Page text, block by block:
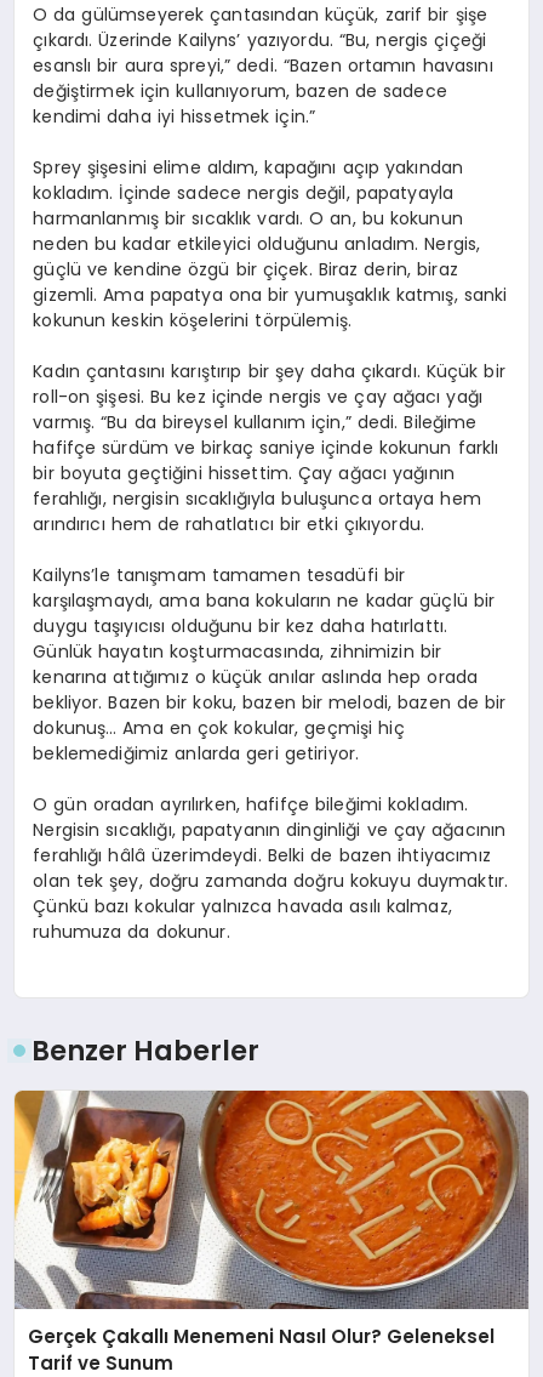
O da gülümseyerek çantasından küçük, zarif bir şişe
çıkardı. Üzerinde Kailyns’ yazıyordu. “Bu, nergis çiçeği
esanslı bir aura spreyi,” dedi. “Bazen ortamın havasını
değiştirmek için kullanıyorum, bazen de sadece
kendimi daha iyi hissetmek için.”
Sprey şişesini elime aldım, kapağını açıp yakından
kokladım. İçinde sadece nergis değil, papatyayla
harmanlanmış bir sıcaklık vardı. O an, bu kokunun
neden bu kadar etkileyici olduğunu anladım. Nergis,
güçlü ve kendine özgü bir çiçek. Biraz derin, biraz
gizemli. Ama papatya ona bir yumuşaklık katmış, sanki
kokunun keskin köşelerini törpülemiş.
Kadın çantasını karıştırıp bir şey daha çıkardı. Küçük bir
roll-on şişesi. Bu kez içinde nergis ve çay ağacı yağı
varmış. “Bu da bireysel kullanım için,” dedi. Bileğime
hafifçe sürdüm ve birkaç saniye içinde kokunun farklı
bir boyuta geçtiğini hissettim. Çay ağacı yağının
ferahlığı, nergisin sıcaklığıyla buluşunca ortaya hem
arındırıcı hem de rahatlatıcı bir etki çıkıyordu.
Kailyns’le tanışmam tamamen tesadüfi bir
karşılaşmaydı, ama bana kokuların ne kadar güçlü bir
duygu taşıyıcısı olduğunu bir kez daha hatırlattı.
Günlük hayatın koşturmacasında, zihnimizin bir
kenarına attığımız o küçük anılar aslında hep orada
bekliyor. Bazen bir koku, bazen bir melodi, bazen de bir
dokunuş… Ama en çok kokular, geçmişi hiç
beklemediğimiz anlarda geri getiriyor.
O gün oradan ayrılırken, hafifçe bileğimi kokladım.
Nergisin sıcaklığı, papatyanın dinginliği ve çay ağacının
ferahlığı hâlâ üzerimdeydi. Belki de bazen ihtiyacımız
olan tek şey, doğru zamanda doğru kokuyu duymaktır.
Çünkü bazı kokular yalnızca havada asılı kalmaz,
ruhumuza da dokunur.
Benzer Haberler
Gerçek Çakallı Menemeni Nasıl Olur? Geleneksel
Tarif ve Sunum